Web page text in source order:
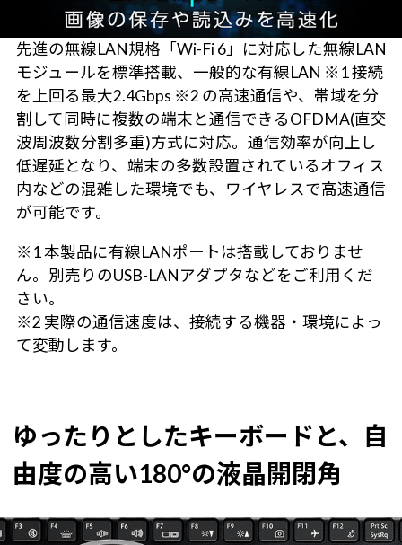
先進の無線LAN規格「Wi-Fi 6」に対応した無線LAN
モジュールを標準搭載、一般的な有線LAN ※1 接続
を上回る最大2.4Gbps ※2 の高速通信や、帯域を分
割して同時に複数の端末と通信できるOFDMA(直交
波周波数分割多重)方式に対応。通信効率が向上し
低遅延となり、端末の多数設置されているオフィス
内などの混雑した環境でも、ワイヤレスで高速通信
が可能です。
※1 本製品に有線LANポートは搭載しておりませ
ん。別売りのUSB-LANアダプタなどをご利用くだ
さい。
※2 実際の通信速度は、接続する機器・環境によっ
て変動します。
ゆったりとしたキーボードと、自
由度の高い180°の液晶開閉角